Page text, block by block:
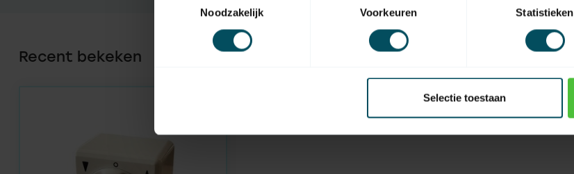
Noodzakelijk
Voorkeuren Statistieken
Selectie toestaan
Recent bekeken